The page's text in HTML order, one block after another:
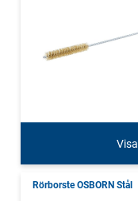
Visa
Rörborste OSBORN Stål